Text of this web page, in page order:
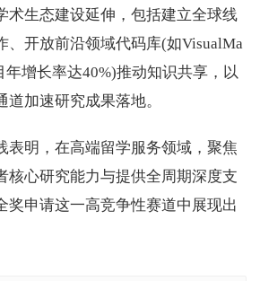
术生态建设延伸，包括建立全球线
、开放前沿领域代码库(如VisualMa
年增长率达40%)推动知识共享，以
加速研究成果落地。
表明，在高端留学服务领域，聚焦
核心研究能力与提供全周期深度支
奖申请这一高竞争性赛道中展现出